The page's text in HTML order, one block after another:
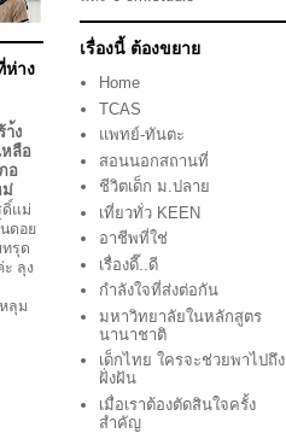
ห่าง
า้ง
หลือ
อ
ม่
แม่
ดอย
ทรุด
ะ ลุง
ลุม
เรื่องนี้ ต้องขยาย
Home
TCAS
แพทย์-ทันตะ
สอนนอกสถานที่
ชีวิตเด็ก ม.ปลาย
เที่ยวทั่ว KEEN
อาชีพที่ใช่
เรื่องดี๊..ดี
กำลังใจที่ส่งต่อกัน
มหาวิทยาลัยในหลักสูตร
นานาชาติ
เด็กไทย ใครจะช่วยพาไปถึง
ฝั่งฝัน
เมื่อเราต้องตัดสินใจครั้ง
สำคัญ